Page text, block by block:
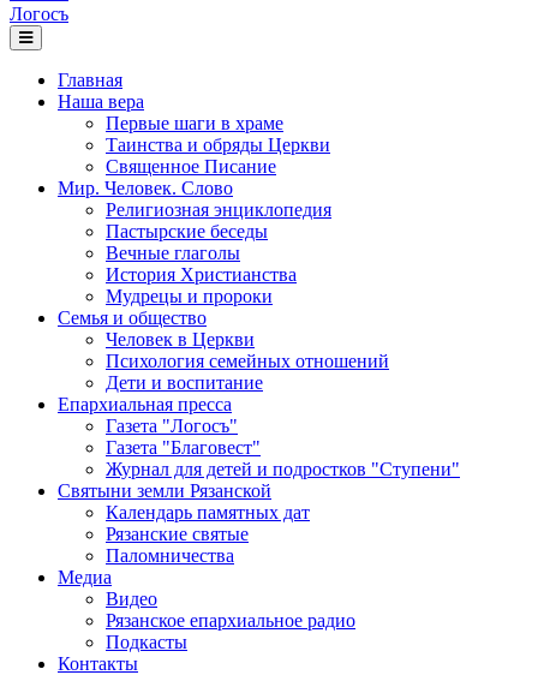
Логосъ
Главная
Наша вера
Первые шаги в храме
Таинства и обряды Церкви
Священное Писание
Мир. Человек. Слово
Религиозная энциклопедия
Пастырские беседы
Вечные глаголы
История Христианства
Мудрецы и пророки
Семья и общество
Человек в Церкви
Психология семейных отношений
Дети и воспитание
Епархиальная пресса
Газета "Логосъ"
Газета "Благовест"
Журнал для детей и подростков "Ступени"
Святыни земли Рязанской
Календарь памятных дат
Рязанские святые
Паломничества
Медиа
Видео
Рязанское епархиальное радио
Подкасты
Контакты